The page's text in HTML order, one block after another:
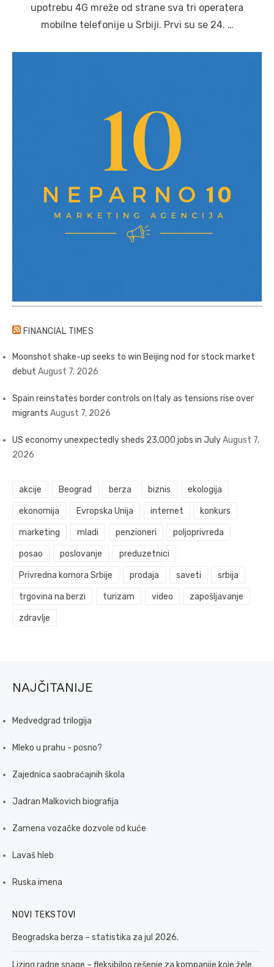
upotrebu 4G mreže od strane sva tri operatera
mobilne telefonije u Srbiji. Prvi su se 24. …
FINANCIAL TIMES
Moonshot shake-up seeks to win Beijing nod for stock market
debut August 7, 2026
Spain reinstates border controls on Italy as tensions rise over
migrants August 7, 2026
US economy unexpectedly sheds 23,000 jobs in JulyAugust 7,
2026
akcije Beograd berza biznis ekologija
ekonomija Evropska Unija internet konkurs
marketing mladi penzioneri poljoprivreda
posao poslovanje preduzetnici
Privredna komora Srbije prodaja saveti srbija
trgovina na berzi turizam video zapošljavanje
zdravlje
NAJČITANIJE
Medvedgrad trilogija
Mleko u prahu - posno?
Zajednica saobraćajnih škola
Jadran Malkovich biografija
Zamena vozačke dozvole od kuće
Lavaš hleb
Ruska imena
NOVI TEKSTOVI
Beogradska berza – statistika za jul 2026.